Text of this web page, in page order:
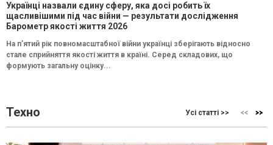
Українці назвали єдину сферу, яка досі робить їх
щасливішими під час війни — результати дослідження
Барометр якості життя 2026
На п’ятий рік повномасштабної війни українці зберігають відносно
стале сприйняття якості життя в країні. Серед складових, що
формують загальну оцінку...
Техно Усі статті >>